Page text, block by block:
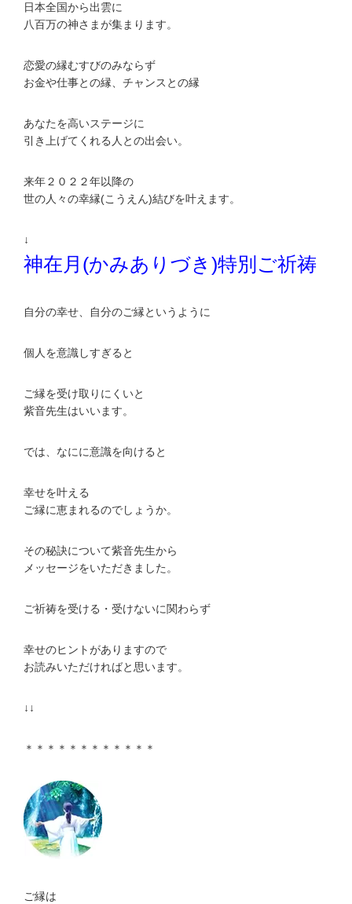
日本全国から出雲に
八百万の神さまが集まります。
恋愛の縁むすびのみならず
お金や仕事との縁、チャンスとの縁
あなたを高いステージに
引き上げてくれる人との出会い。
来年２０２２年以降の
世の人々の幸縁(こうえん)結びを叶えます。
↓
神在月(かみありづき)特別ご祈祷
自分の幸せ、自分のご縁というように
個人を意識しすぎると
ご縁を受け取りにくいと
紫音先生はいいます。
では、なにに意識を向けると
幸せを叶える
ご縁に恵まれるのでしょうか。
その秘訣について紫音先生から
メッセージをいただきました。
ご祈祷を受ける・受けないに関わらず
幸せのヒントがありますので
お読みいただければと思います。
↓↓
＊＊＊＊＊＊＊＊＊＊＊＊
ご縁は